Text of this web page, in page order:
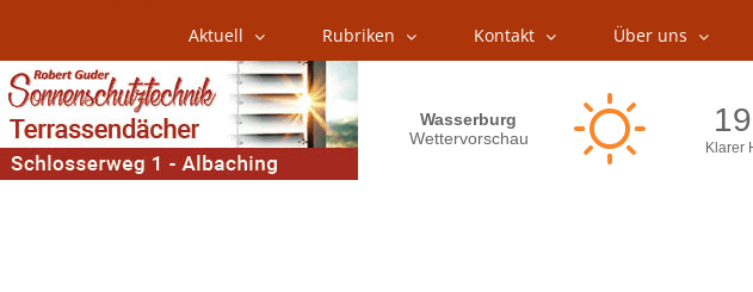
Aktuell Rubriken Kontakt Über uns